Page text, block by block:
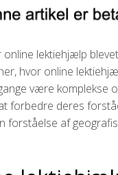
lektiehjælp
hvor online
være komplekse
deres
af